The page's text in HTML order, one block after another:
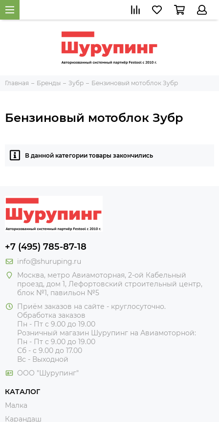
Главная Бренды Зубр Бензиновый мотоблок Зубр
Бензиновый мотоблок Зубр
В данной категории товары закончились
+7 (495) 785-87-18
info@shuruping.ru
Москва, метро Авиамоторная, 2-ой Кабельный
проезд, дом 1, Лефортовский строительный центр,
блок №1, павильон №5
Приём заказов на сайте - круглосуточно.
Обработка заказов
Пн - Пт с 9.00 до 19.00
Розничный магазин Шурупинг на Авиамоторной:
Пн - Пт с 9.00 до 19.00
Сб - с 9.00 до 17.00
Вс - Выходной
ООО "Шурупинг"
КАТАЛОГ
Малка
Карандаш